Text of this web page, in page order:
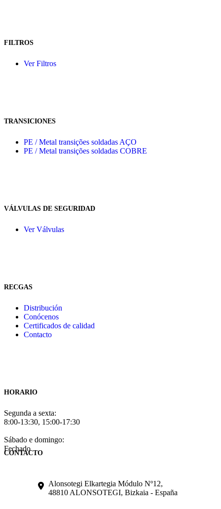
FILTROS
Ver Filtros
TRANSICIONES
PE / Metal transições soldadas AÇO
PE / Metal transições soldadas COBRE
VÁLVULAS DE SEGURIDAD
Ver Válvulas
RECGAS
Distribución
Conócenos
Certificados de calidad
Contacto
HORARIO
Segunda a sexta:
8:00-13:30, 15:00-17:30
Sábado e domingo:
Fechado
CONTACTO
Alonsotegi Elkartegia Módulo Nº12,
48810 ALONSOTEGI, Bizkaia - España